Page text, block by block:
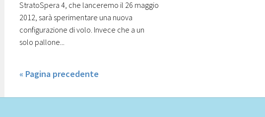
StratoSpera 4, che lanceremo il 26 maggio
2012, sarà sperimentare una nuova
configurazione di volo. Invece che a un
solo pallone...
« Pagina precedente